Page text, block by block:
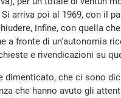
arriva poi al 1969, con il
infine, con quella
a fronte di un'autonomia
e rivendicazioni su
dimenticato, che ci sono
che hanno avuto gli